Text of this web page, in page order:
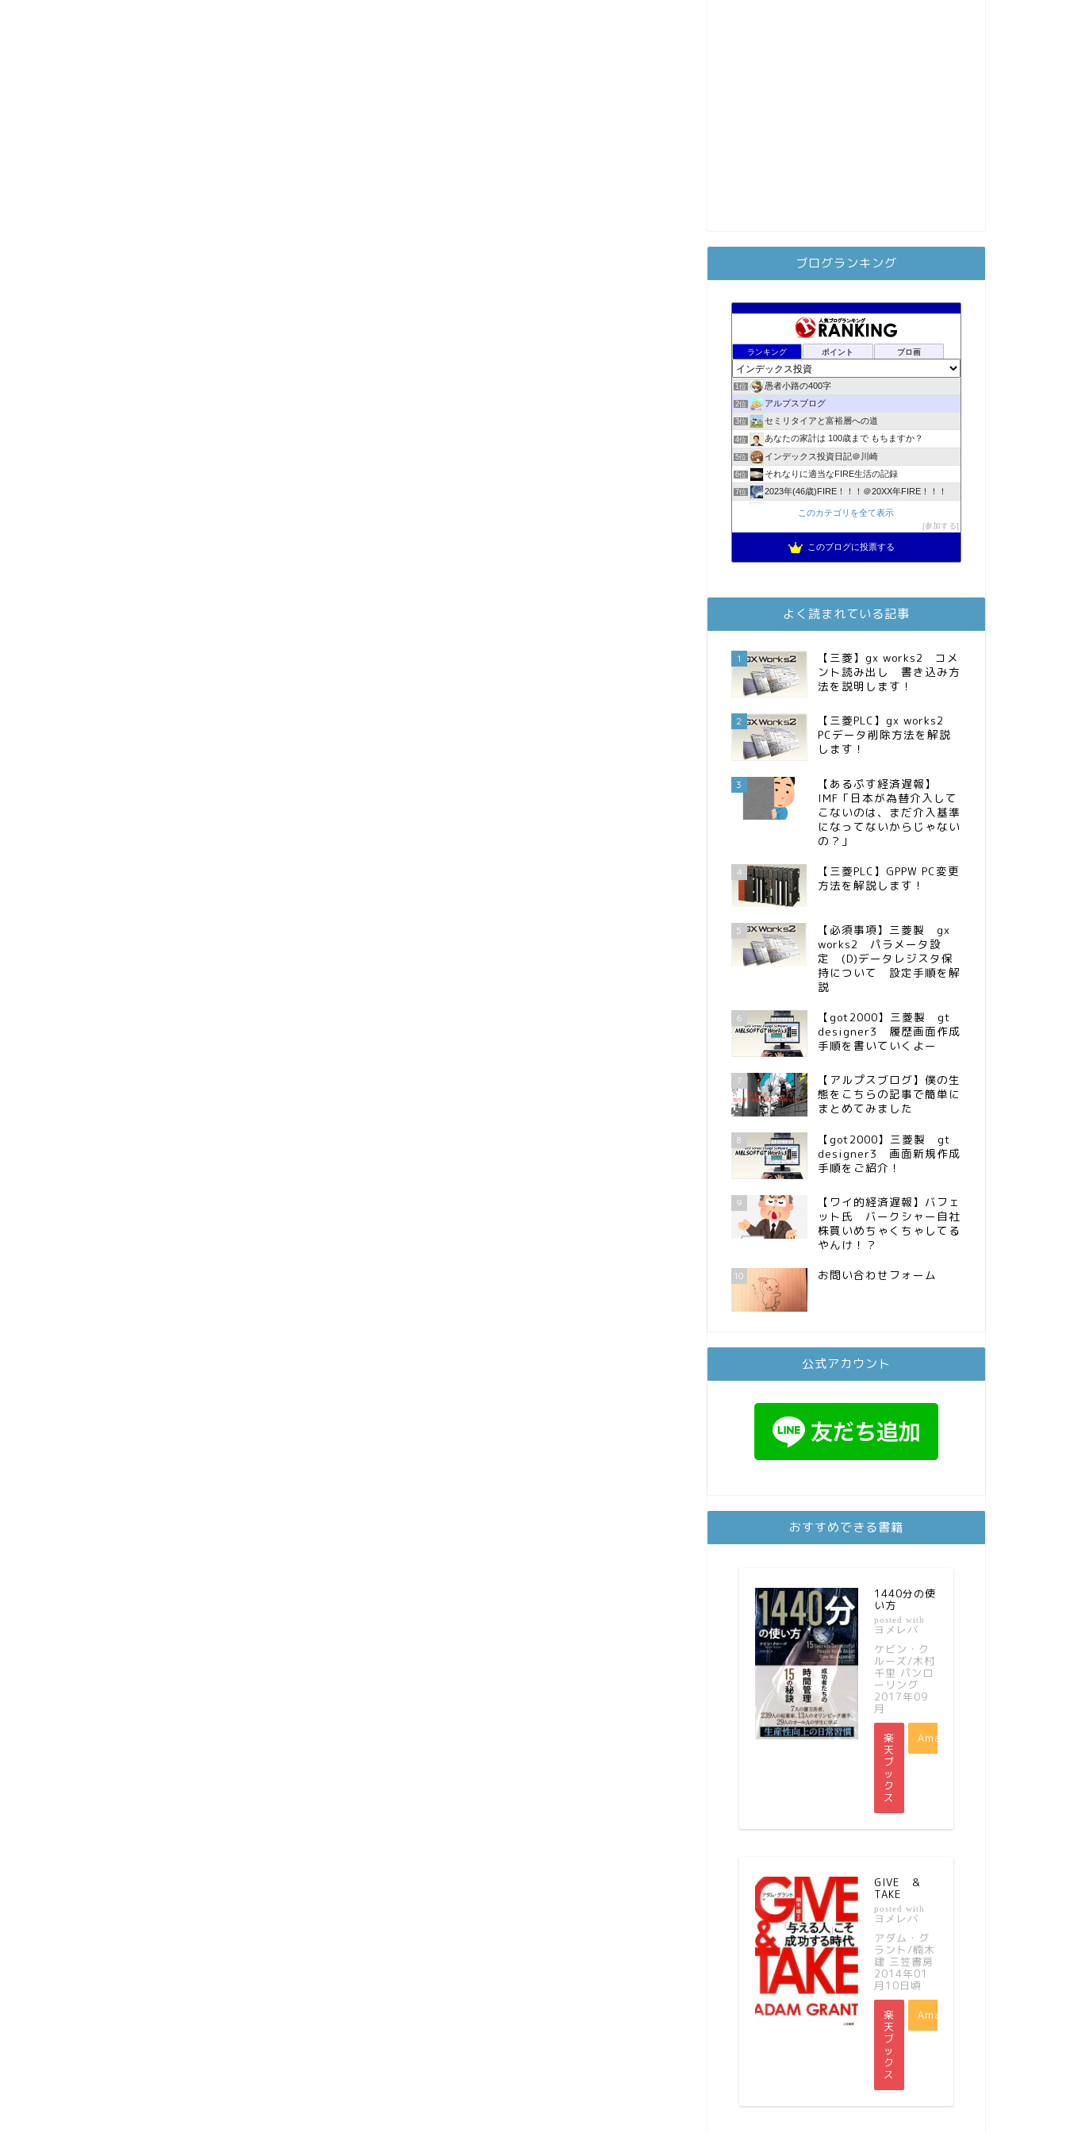
ブログランキング
ランキング ポイント ブロ画
1位 愚者小路の400字
2位 アルプスブログ
3位 セミリタイアと富裕層への道
4位 あなたの家計は 100歳まで もちますか？
5位 インデックス投資日記＠川崎
6位 それなりに適当なFIRE生活の記録
7位 2023年(46歳)FIRE！！！＠20XX年FIRE！！！
降りてからの人生
スパコンSEが効率的投資で一家セミリタイアするブログ
11位 お金に困らない生活（インデックス投資ブログ）
13位 FPが実践するお金の知恵を磨く勉強会
庶民的家族がインデックス投資でセミリタイア目指してみた
15位 かけこみリタイヤ―のダイヤリー
このカテゴリを全て表示
参加する
このブログに投票する
よく読まれている記事
1
【三菱】gx works2 コメ
ント読み出し 書き込み方
法を説明します！
2
【三菱PLC】gx works2
PCデータ削除方法を解説
します！
3
【あるぷす経済遅報】
IMF「日本が為替介入して
こないのは、まだ介入基準
になってないからじゃない
の？」
4
【三菱PLC】GPPW PC変更
方法を解説します！
5
【必須事項】三菱製 gx
works2 パラメータ設
定 (D)データレジスタ保
持について 設定手順を解
説
6
【got2000】三菱製 gt
designer3 履歴画面作成
手順を書いていくよー
7
【アルプスブログ】僕の生
態をこちらの記事で簡単に
まとめてみました
8
【got2000】三菱製 gt
designer3 画面新規作成
手順をご紹介！
9
【ワイ的経済遅報】バフェ
ット氏 バークシャー自社
株買いめちゃくちゃしてる
やんけ！？
10 お問い合わせフォーム
公式アカウント
おすすめできる書籍
1440分の使
い方
posted with
ヨメレバ
ケビン・ク
ルーズ/木村
千里 パンロ
ーリング
2017年09
月
楽
天
ブ
ッ
ク
ス
Amazon
GIVE ＆
TAKE
posted with
ヨメレバ
アダム・グ
ラント/楠木
建 三笠書房
2014年01
月10日頃
楽
天
ブ
ッ
ク
ス
Amazon